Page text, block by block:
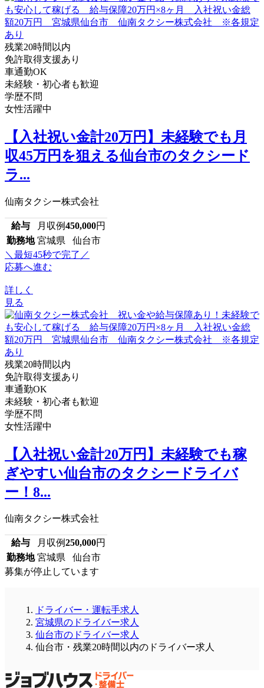
残業20時間以内
免許取得支援あり
車通勤OK
未経験・初心者も歓迎
学歴不問
女性活躍中
【入社祝い金計20万円】未経験でも月
収45万円を狙える仙台市のタクシード
ラ...
仙南タクシー株式会社
給与 月収例450,000円
勤務地 宮城県 仙台市
＼最短45秒で完了／
応募へ進む
詳しく
見る
残業20時間以内
免許取得支援あり
車通勤OK
未経験・初心者も歓迎
学歴不問
女性活躍中
【入社祝い金計20万円】未経験でも稼
ぎやすい仙台市のタクシードライバ
ー！8...
仙南タクシー株式会社
給与 月収例250,000円
勤務地 宮城県 仙台市
募集が停止しています
ドライバー・運転手求人
宮城県のドライバー求人
仙台市のドライバー求人
仙台市・残業20時間以内のドライバー求人